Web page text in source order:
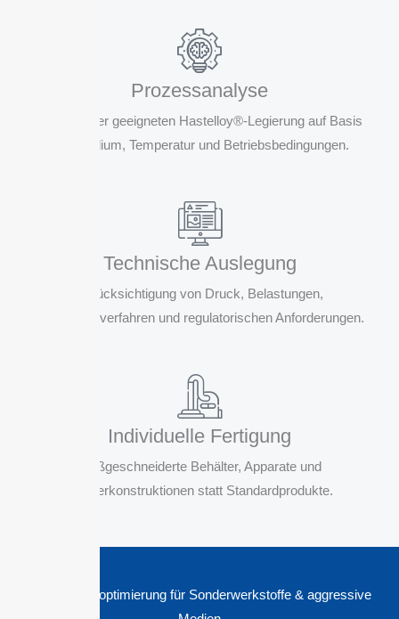
Prozessanalyse
Auswahl der geeigneten Hastelloy®-Legierung auf Basis
von Medium, Temperatur und Betriebsbedingungen.
Technische Auslegung
Berücksichtigung von Druck, Belastungen,
Reinigungsverfahren und regulatorischen Anforderungen.
Individuelle Fertigung
Maßgeschneiderte Behälter, Apparate und
Sonderkonstruktionen statt Standardprodukte.
Oberflächenoptimierung für Sonderwerkstoffe & aggressive